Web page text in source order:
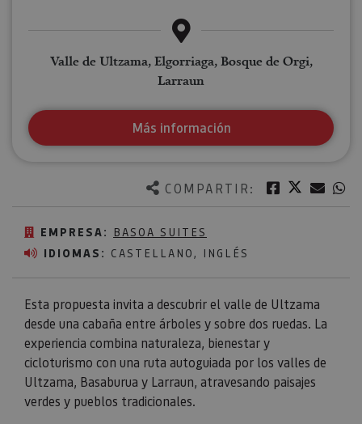
COMPARTIR: Facebook
Twitter
EMPRESA: BASOA SUITES
IDIOMAS: CASTELLANO, INGLÉS
Esta propuesta invita a descubrir el valle de Ultzama
desde una cabaña entre árboles y sobre dos ruedas. La
experiencia combina naturaleza, bienestar y
cicloturismo con una ruta autoguiada por los valles de
Ultzama, Basaburua y Larraun, atravesando paisajes
verdes y pueblos tradicionales.
Valle de Ultzama, Elgorriaga, Bosque de Orgi,
Larraun
Más información